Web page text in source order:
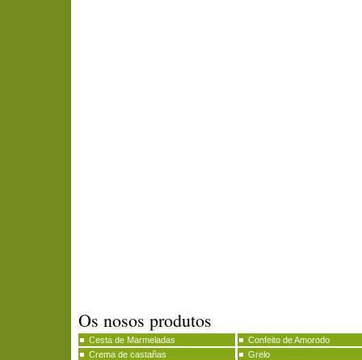
Os nosos produtos
Cesta de Marmeladas
Confeito de Amorodo
Crema de castañas
Grelo